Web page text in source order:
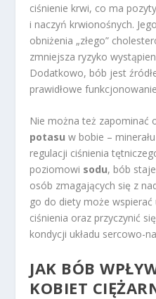
ciśnienie krwi, co ma
i naczyń krwionośnych.
obniżenia „złego”
zmniejsza ryzyko
Dodatkowo, bób jest
prawidłowe
Nie można też zapominać
potasu w bobie –
regulacji ciśnienia
poziomowi sodu, bób
osób zmagających się z
go do diety może
ciśnienia oraz przyczynić
kondycji układu sercowo-
JAK BÓB
KOBIET